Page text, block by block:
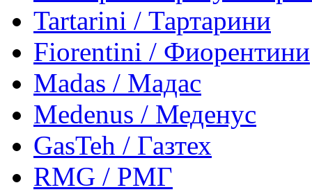
Tartarini / Тартарини
Fiorentini / Фиорентини
Madas / Мадас
Medenus / Меденус
GasTeh / Газтех
RMG / РМГ